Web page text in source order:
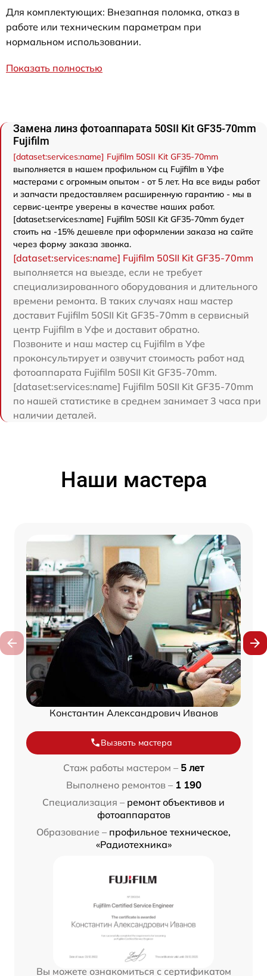
Для комплектующих: Внезапная поломка, отказ в
работе или техническим параметрам при
нормальном использовании.
Показать полностью
Замена линз фотоаппарата 50SII Kit GF35-70mm
Fujifilm
[dataset:services:name] Fujifilm 50SII Kit GF35-70mm
выполняется в нашем профильном сц Fujifilm в Уфе
мастерами с огромным опытом - от 5 лет. На все виды работ
и запчасти предоставляем расширенную гарантию - мы в
сервис-центре уверены в качестве наших работ.
[dataset:services:name] Fujifilm 50SII Kit GF35-70mm будет
стоить на -15% дешевле при оформлении заказа на сайте
через форму заказа звонка.
[dataset:services:name] Fujifilm 50SII Kit GF35-70mm
выполняется на выезде, если не требует
специализированного оборудования и длительного
времени ремонта. В таких случаях наш мастер
доставит Fujifilm 50SII Kit GF35-70mm в сервисный
центр Fujifilm в Уфе и доставит обратно.
Позвоните и наш мастер сц Fujifilm в Уфе
проконсультирует и озвучит стоимость работ над
фотоаппарата Fujifilm 50SII Kit GF35-70mm.
[dataset:services:name] Fujifilm 50SII Kit GF35-70mm
по нашей статистике в среднем занимает 3 часа при
наличии деталей.
Наши мастера
Константин Александрович Иванов
Вызвать мастера
Стаж работы мастером – 5 лет
Выполнено ремонтов – 1 190
Специализация – ремонт объективов и
фотоаппаратов
Образование – профильное техническое,
«Радиотехника»
Вы можете ознакомиться с сертификатом